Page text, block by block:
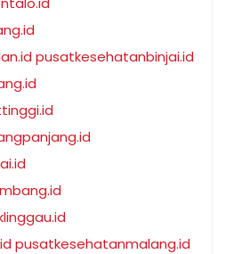
pusatkesehatanbinjai.id
pusatkesehatanmalang.id